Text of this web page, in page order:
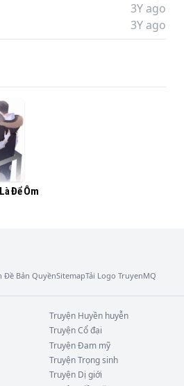
ra toà ly hôn, khiến hai
nhà mình nảy sinh tình
3Y ago
3Y ago
Để Ôm
Đề Bản QuyềnSitemapTải Logo TruyenMQ
Truyện Huyền huyễn
TruyệnCổ đại
TruyệnĐam mỹ
TruyệnTrọng sinh
Truyện Dị giới